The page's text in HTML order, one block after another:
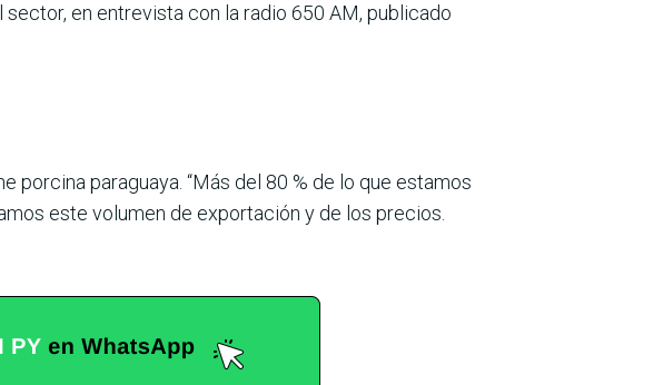
en entrevista con la radio 650 AM, publicado
por­cina paraguaya. “Más del 80 % de lo que estamos
este volumen de exportación y de los precios.